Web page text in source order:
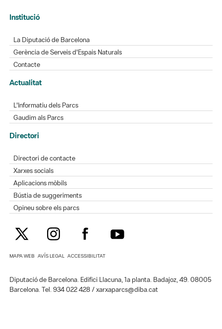
Gerència de Serveis d'Espais Naturals
Actualitat
L'Informatiu dels Parcs
Gaudim als Parcs
Directori de contacte
Xarxes socials
Bústia de suggeriments
Opineu sobre els parcs
Barcelona. Tel. 934 022 428 / xarxaparcs@diba.cat